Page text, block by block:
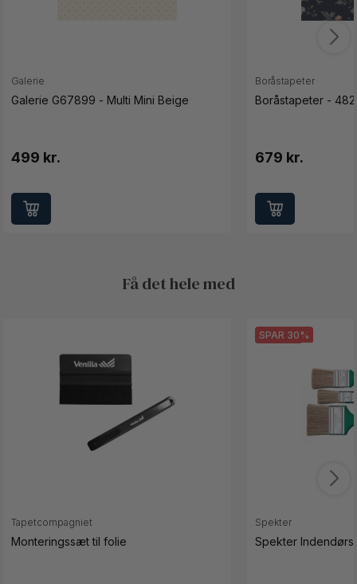
Galerie
Galerie G67899 - Multi Mini Beige
499 kr.
Boråstapeter
Boråstapeter -
679 kr.
Få det hele med
Tapetcompagniet
Monteringssæt til folie
SPAR 30%
Spekter
Spekter